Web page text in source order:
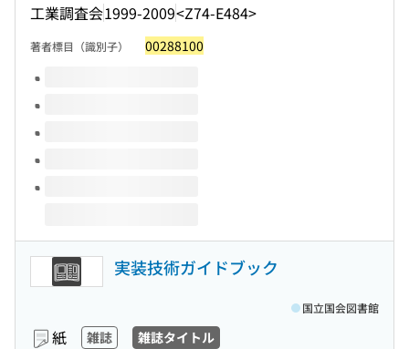
工業調査会1999-2009<Z74-E484>
著者標目（識別子） 00288100
このタイトルの巻号
実装技術ガイドブック
紙 雑誌 雑誌タイトル
国立国会図書館